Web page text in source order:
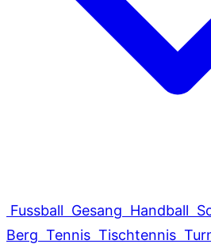
Fussball Gesang Handball
Berg Tennis Tischtennis